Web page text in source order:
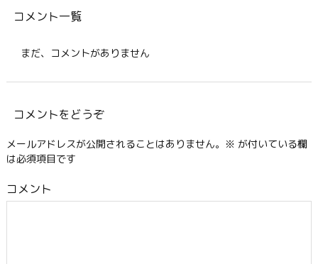
コメント一覧
まだ、コメントがありません
コメントをどうぞ
メールアドレスが公開されることはありません。 ※ が付いている欄
は必須項目です
コメント